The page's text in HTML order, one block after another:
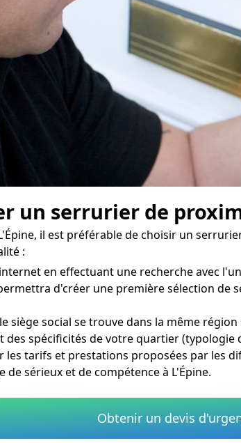
un serrurier de
il est préférable de choisir un
:
en effectuant une recherche avec
d'créer une première sélection
siège social se trouve dans la même
des spécificités de votre quartier
les tarifs et prestations proposées par les
sérieux et de compétence à L'Épine.
Obtenir un devis